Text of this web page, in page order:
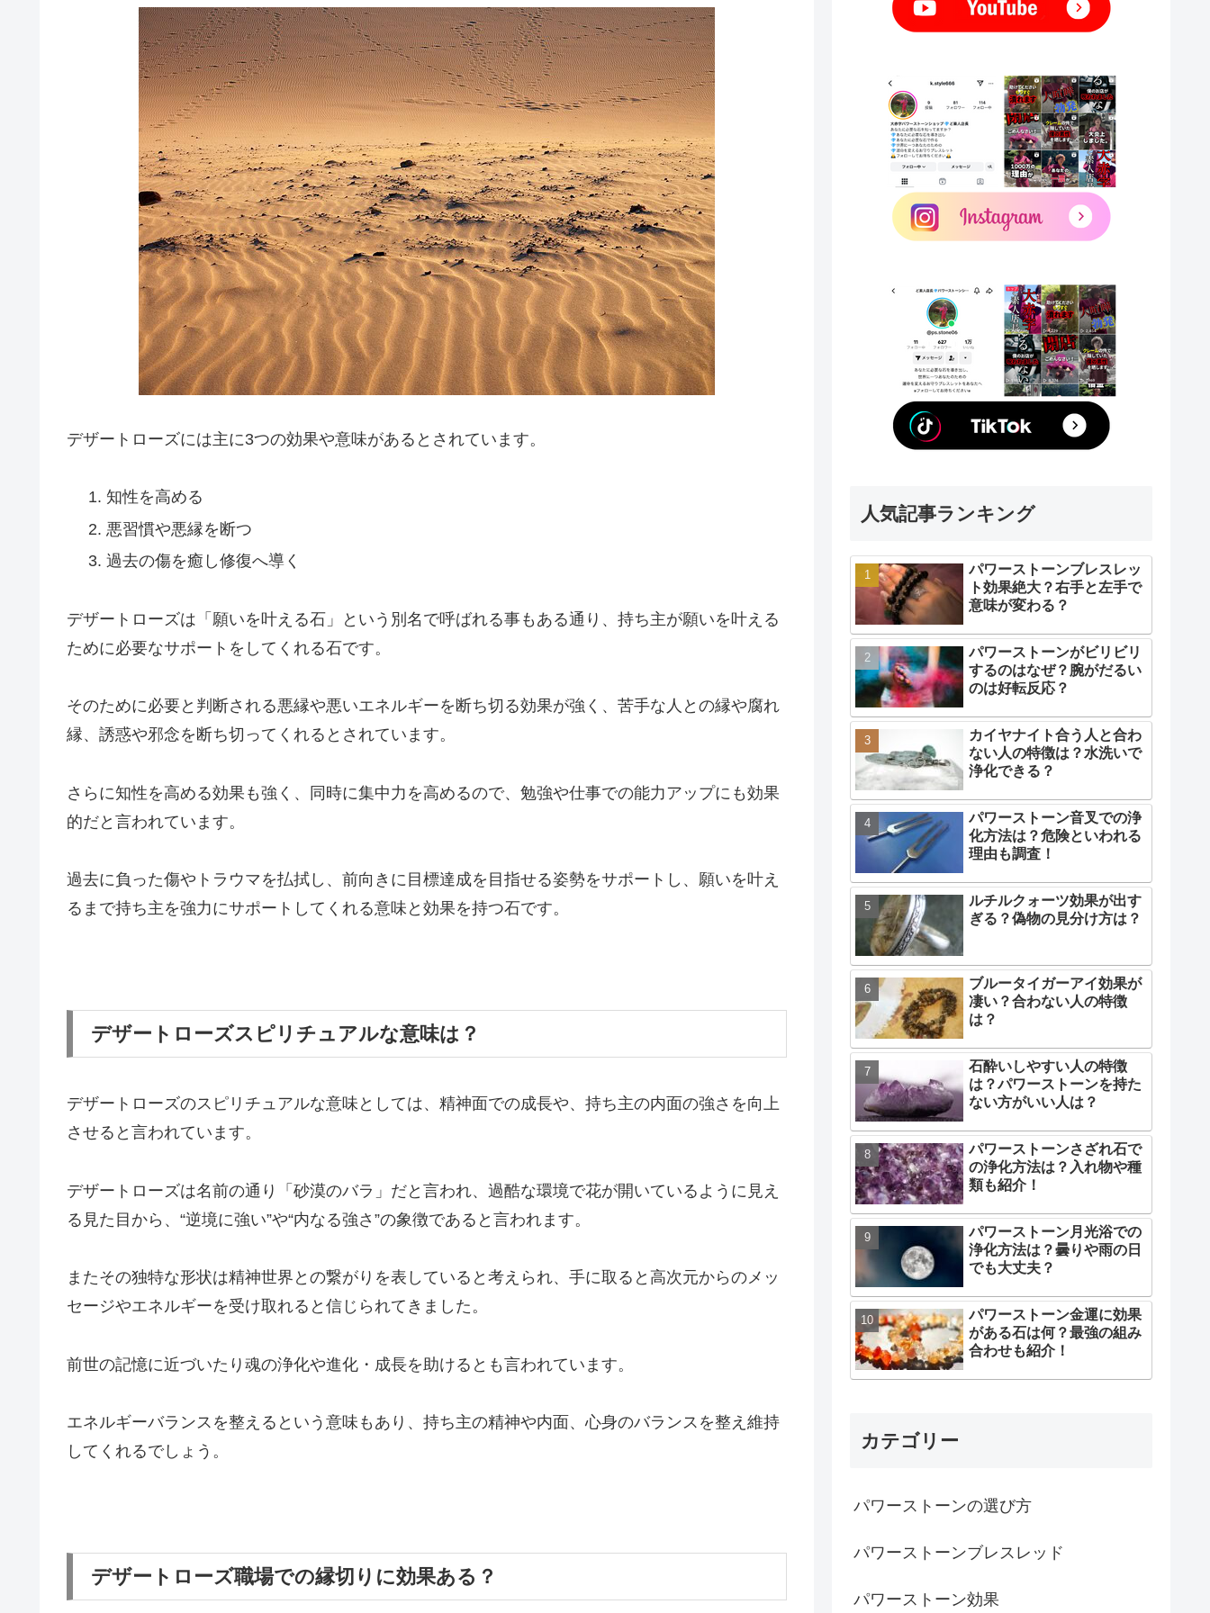
デザートローズには主に3つの効果や意味があるとされています。
知性を高める
悪習慣や悪縁を断つ
過去の傷を癒し修復へ導く
デザートローズは「願いを叶える石」という別名で呼ばれる事もある通り、持ち主が願いを叶える
ために必要なサポートをしてくれる石です。
そのために必要と判断される悪縁や悪いエネルギーを断ち切る効果が強く、苦手な人との縁や腐れ
縁、誘惑や邪念を断ち切ってくれるとされています。
さらに知性を高める効果も強く、同時に集中力を高めるので、勉強や仕事での能力アップにも効果
的だと言われています。
過去に負った傷やトラウマを払拭し、前向きに目標達成を目指せる姿勢をサポートし、願いを叶え
るまで持ち主を強力にサポートしてくれる意味と効果を持つ石です。
デザートローズスピリチュアルな意味は？
デザートローズのスピリチュアルな意味としては、精神面での成長や、持ち主の内面の強さを向上
させると言われています。
デザートローズは名前の通り「砂漠のバラ」だと言われ、過酷な環境で花が開いているように見え
る見た目から、“逆境に強い”や“内なる強さ”の象徴であると言われます。
またその独特な形状は精神世界との繋がりを表していると考えられ、手に取ると高次元からのメッ
セージやエネルギーを受け取れると信じられてきました。
前世の記憶に近づいたり魂の浄化や進化・成長を助けるとも言われています。
エネルギーバランスを整えるという意味もあり、持ち主の精神や内面、心身のバランスを整え維持
してくれるでしょう。
デザートローズ職場での縁切りに効果ある？
人気記事ランキング
パワーストーンブレスレッ
ト効果絶大？右手と左手で
意味が変わる？
パワーストーンがビリビリ
するのはなぜ？腕がだるい
のは好転反応？
カイヤナイト合う人と合わ
ない人の特徴は？水洗いで
浄化できる？
パワーストーン音叉での浄
化方法は？危険といわれる
理由も調査！
ルチルクォーツ効果が出す
ぎる？偽物の見分け方は？
ブルータイガーアイ効果が
凄い？合わない人の特徴
は？
石酔いしやすい人の特徴
は？パワーストーンを持た
ない方がいい人は？
パワーストーンさざれ石で
の浄化方法は？入れ物や種
類も紹介！
パワーストーン月光浴での
浄化方法は？曇りや雨の日
でも大丈夫？
パワーストーン金運に効果
がある石は何？最強の組み
合わせも紹介！
カテゴリー
パワーストーンの選び方
パワーストーンブレスレッド
パワーストーン効果